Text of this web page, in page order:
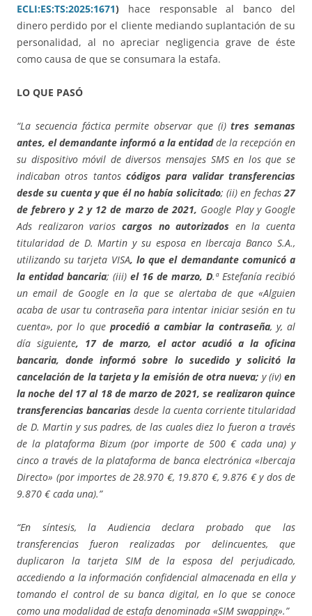
ECLI:ES:TS:2025:1671) hace responsable al banco del
dinero perdido por el cliente mediando suplantación de su
personalidad, al no apreciar negligencia grave de éste
como causa de que se consumara la estafa.
LO QUE PASÓ
“La secuencia fáctica permite observar que (i)tres semanas
antes, el demandante informó a la entidadde la recepción en
su dispositivo móvil de diversos mensajes SMS en los que se
indicaban otros tantos códigos para validar transferencias
desde su cuenta y que él no había solicitado; (ii) en fechas27
de febrero y 2 y 12 de marzo de 2021, Google Play y Google
Ads realizaron varios cargos no autorizados en la cuenta
titularidad de D. Martin y su esposa en Ibercaja Banco S.A.,
utilizando su tarjeta VISA, lo que el demandante comunicó a
la entidad bancaria; (iii) el 16 de marzo, D.ª Estefanía recibió
un email de Google en la que se alertaba de que «Alguien
acaba de usar tu contraseña para intentar iniciar sesión en tu
cuenta», por lo que procedió a cambiar la contraseña, y, al
día siguiente, 17 de marzo, el actor acudió a la oficina
bancaria, donde informó sobre lo sucedido y solicitó la
cancelación de la tarjeta y la emisión de otra nueva; y (iv) en
la noche del 17 al 18 de marzo de 2021, se realizaron quince
transferencias bancarias desde la cuenta corriente titularidad
de D. Martin y sus padres, de las cuales diez lo fueron a través
de la plataforma Bizum (por importe de 500 € cada una) y
cinco a través de la plataforma de banca electrónica «Ibercaja
Directo» (por importes de 28.970 €, 19.870 €, 9.876 € y dos de
9.870 € cada una).”
“En síntesis, la Audiencia declara probado que las
transferencias fueron realizadas por delincuentes, que
duplicaron la tarjeta SIM de la esposa del perjudicado,
accediendo a la información confidencial almacenada en ella y
tomando el control de su banca digital, en lo que se conoce
como una modalidad de estafa denominada «SIM swapping».”